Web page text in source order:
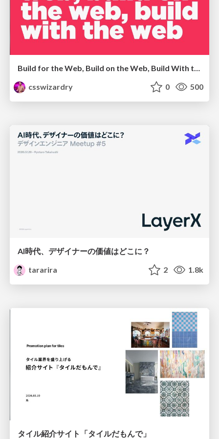
Build for the Web, Build on the Web, Build With the Web
csswizardry
0 500
AI時代、デザイナーの価値はどこに？
tararira
2 1.8k
タイル紹介サイト「タイルだもんで」